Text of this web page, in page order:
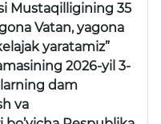
Mustaqilligining 35
Vatan, yagona
yaratamiz”
2026-yil 3-
dam
va